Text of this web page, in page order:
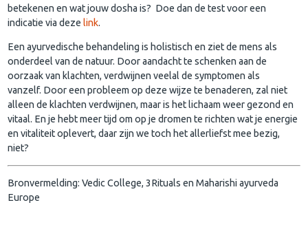
betekenen en wat jouw dosha is? Doe dan de test voor een
indicatie via dezelink.
Een ayurvedische behandeling is holistisch en ziet de mens als
onderdeel van de natuur. Door aandacht te schenken aan de
oorzaak van klachten, verdwijnen veelal de symptomen als
vanzelf. Door een probleem op deze wijze te benaderen, zal niet
alleen de klachten verdwijnen, maar is het lichaam weer gezond en
vitaal. En je hebt meer tijd om op je dromen te richten wat je energie
en vitaliteit oplevert, daar zijn we toch het allerliefst mee bezig,
niet?
Bronvermelding: Vedic College, 3Rituals en Maharishi ayurveda
Europe